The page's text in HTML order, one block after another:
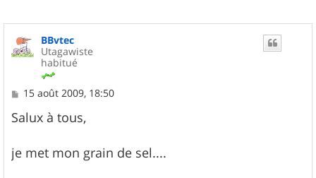
BBvtec
Utagawiste
habitué
M
s
s
g
e
15 août 2009, 18:50
Salux à tous,
je met mon grain de sel....